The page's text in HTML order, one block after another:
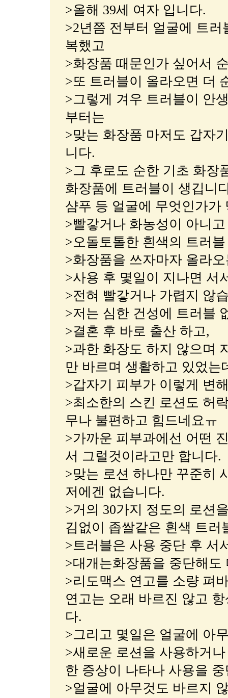
>올해 39세 여자 입니다.
>2년쯤 전부터 얼굴에 트
복했고
>화장품 때문인가 싶어서
>또 트러블이 올라오면 더
>그렇게 겨우 트러블이 안
부터는
>맞는 화장품 마저도 갑자
니다.
>그 후로도 순한 기초 화장
화장품에 트러블이 생깁니
샴푸 등 얼굴에 무엇인가가
>빨갛거나 화농성이 아니고
>오돌토톨한 흰색의 트러
>화장품을 쓰자마자 올라
>사용 후 몇일이 지나면 서
>전혀 빨갛거나 가렵지 않
>저는 심한 건성에 트러블
>결혼 후 바로 출산 하고,
>과한 화장도 하지 않으며
만 바르며 생활하고 있었는
>갑자기 피부가 이렇게 변
>최소한의 스킨 로션도 허
무나 불편하고 힘드네요ㅠ
>가까운 피부과에선 어떤
서 그럴것이라고만 합니다.
>맞는 로션 하나만 꾸준히
저에겐 없습니다.
>거의 30가지 정도의 로션
김없이 좁쌀같은 흰색 트러
>트러블은 사용 중단 후 서
>대개는화장품을 중단해도
>리도맥스 연고를 소량 펴
연고는 오래 바르진 않고
다.
>그리고 몇일은 얼굴에 아
>새로운 로션을 사용하거
한 증상이 나타나 사용을
>얼굴에 아무것도 바르지